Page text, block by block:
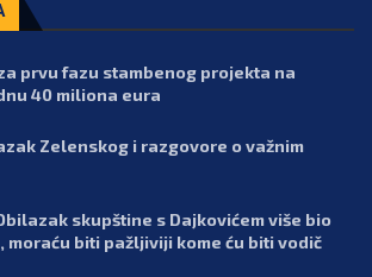
prvu fazu stambenog projekta na
40 miliona eura
Zelenskog i razgovore o važnim
skupštine s Dajkovićem više bio
biti pažljiviji kome ću biti vodič